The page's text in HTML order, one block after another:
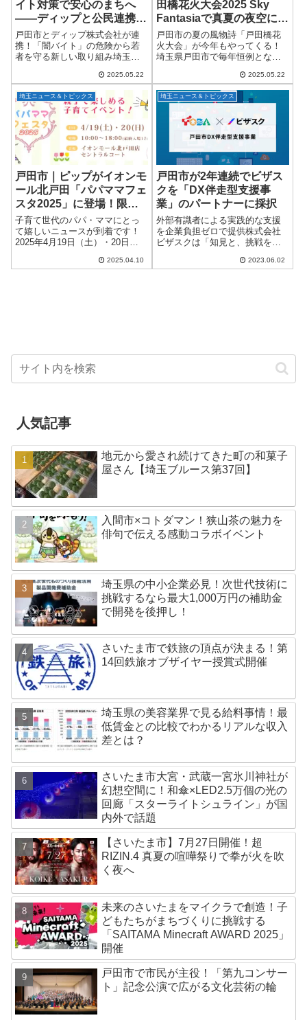
イト対策で安心のまちへ
――ディップと公民連携で
「闇バイト判別クイズ」公
開
戸田市とディップ株式会社が連
携！「闇バイト」の危険から若
者を守る新しい取り組み埼玉県
を組み、高校生や若者が巻き込
まれる「闇バイト」の被害防止
に向けた新コンテンツ「闇バイ
ト判別クイズ」を20...
2025.05.22
田橋花火大会2025 Sky
Fantasiaで真夏の夜空に感
動を
戸田市の夏の風物詩「戸田橋花
火大会」が今年もやってくる！
埼玉県戸田市で毎年恒例となっ
2025年8月2日（土）に開催され
ます。今年で第72回を迎えるこ
の大会は、首都圏最大級の規模
と美しいシン...
2025.05.22
埼玉ニュース＆トピックス
戸田市｜ピップがイオンモ
ール北戸田「パパママフェ
スタ2025」に登場！限定
試供品＆お得なクーポンも
♪
子育て世代のパパ・ママにとっ
て嬉しいニュースが到着です！
2025年4月19日（土）・20日
あるイオンモール北戸田で開催
2025.04.10
埼玉ニュース＆トピックス
戸田市が2年連続でビザス
クを「DX伴走型支援事
業」のパートナーに採択
外部有識者による実践的な支援
を企業負担ゼロで提供株式会社
ビザスクは「知見と、挑戦をつ
内最大級のナレッジプラットフ
2023.06.02
人気記事
地元から愛され続けてきた町の和菓子
屋さん【埼玉ブルース第37回】
入間市×コトダマン！狭山茶の魅力を
俳句で伝える感動コラボイベント
埼玉県の中小企業必見！次世代技術に
挑戦するなら最大1,000万円の補助金
で開発を後押し！
さいたま市で鉄旅の頂点が決まる！第
14回鉄旅オブザイヤー授賞式開催
埼玉県の美容業界で見る給料事情！最
低賃金との比較でわかるリアルな収入
差とは？
さいたま市大宮・武蔵一宮氷川神社が
幻想空間に！和傘×LED2.5万個の光の
回廊「スターライトシュライン」が国
内外で話題
【さいたま市】7月27日開催！超
RIZIN.4 真夏の喧嘩祭りで拳が火を吹
く夜へ
未来のさいたまをマイクラで創造！子
どもたちがまちづくりに挑戦する
「SAITAMA Minecraft AWARD 2025」
開催
戸田市で市民が主役！「第九コンサー
ト」記念公演で広がる文化芸術の輪